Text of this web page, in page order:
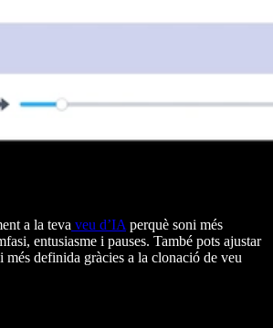
a la teva veu d’IA perquè soni més
entusiasme i pauses. També pots ajustar
més definida gràcies a la clonació de veu